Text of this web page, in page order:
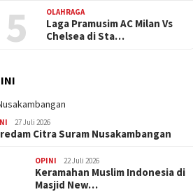
5 OLAHRAGA
Laga Pramusim AC Milan Vs
Chelsea di Sta…
27 Juli 2026
Citra Suram Nusakambangan
OPINI 22 Juli 2026
Keramahan Muslim Indonesia di
Masjid New…